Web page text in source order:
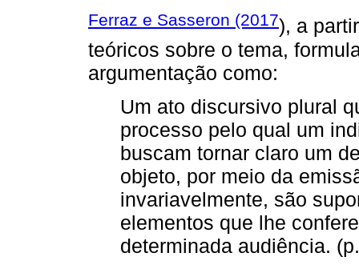
Ferraz e Sasseron (2017), a
teóricos sobre o tema,
argumentação como:
Um ato discursivo plural
processo pelo qual um
buscam tornar claro um
objeto, por meio da
invariavelmente, são
elementos que lhe
determinada audiência.